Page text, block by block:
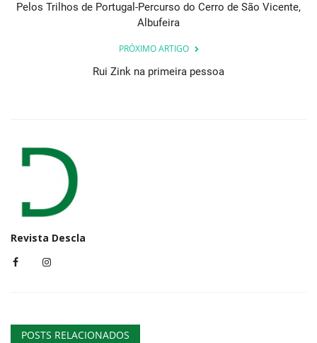
Pelos Trilhos de Portugal-Percurso do Cerro de São Vicente,
Albufeira
PRÓXIMO ARTIGO
Rui Zink na primeira pessoa
Revista Descla
POSTS RELACIONADOS